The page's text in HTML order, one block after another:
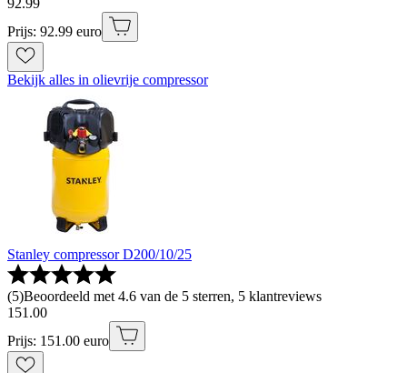
92.99
Prijs: 92.99 euro
Bekijk alles in olievrije compressor
Stanley compressor D200/10/25
(5)Beoordeeld met 4.6 van de 5 sterren, 5 klantreviews
151.00
Prijs: 151.00 euro